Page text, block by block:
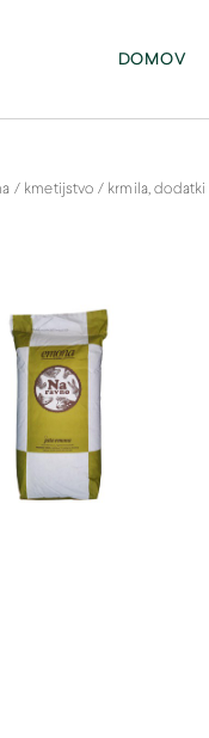
DOMOV
/ kmetijstvo / krmila,